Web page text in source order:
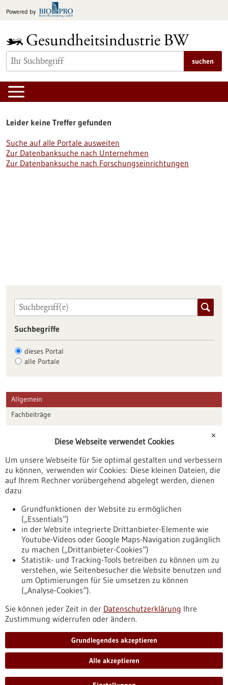
Inhalt
Powered by
suchen
Leider keine Treffer gefunden
Suche auf alle Portale ausweiten
Zur Datenbanksuche nach Unternehmen
Zur Datenbanksuche nach Forschungseinrichtungen
Suchbegriffe
dieses Portal
alle Portale
Allgemein
Fachbeiträge
Veranstaltungen
Erscheinungsdatum
Nach oben
Informiert bleiben
Newsletter abonnieren
✕
Diese Webseite verwendet Cookies
Um unsere Webseite für Sie optimal gestalten und verbessern
zu können, verwenden wir Cookies: Diese kleinen Dateien, die
auf Ihrem Rechner vorübergehend abgelegt werden, dienen
dazu
Grundfunktionen der Website zu ermöglichen
(„Essentials“)
in der Website integrierte Drittanbieter-Elemente wie
Youtube-Videos oder Google Maps-Navigation zugänglich
zu machen („Drittanbieter-Cookies“)
Statistik- und Tracking-Tools betreiben zu können um zu
verstehen, wie Seitenbesucher die Website benutzen und
um Optimierungen für Sie umsetzen zu können
(„Analyse-Cookies“).
Sie können jeder Zeit in der Datenschutzerklärung Ihre
Zustimmung widerrufen oder ändern.
Grundlegendes akzeptieren
Alle akzeptieren